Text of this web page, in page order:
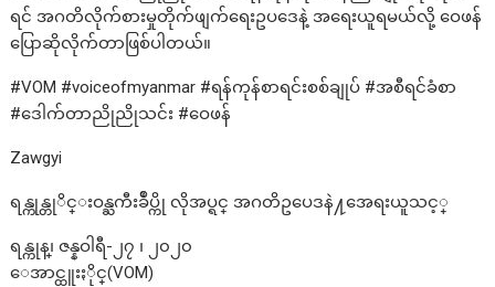
ရင် အဂတိလိုက်စားမှုတိုက်ဖျက်ရေးဥပဒေနဲ့ အရေးယူရမယ်လို့ ဝေဖန်
ပြောဆိုလိုက်တာဖြစ်ပါတယ်။
#VOM #voiceofmyanmar #ရန်ကုန်စာရင်းစစ်ချုပ် #အစီရင်ခံစာ
#ဒေါက်တာညိုညိုသင်း #ဝေဖန်
Zawgyi
ရန္ကုန္တုိင္းဝန္ႀကီးခ်ဳပ္ကို လိုအပ္ရင္ အဂတိဥပေဒနဲ႔အေရးယူသင့္
ရန္ကုန္၊ ဇန္နဝါရီ-၂၇ ၊ ၂၀၂၀
ေအာင္ထူးႏိုင္(VOM)